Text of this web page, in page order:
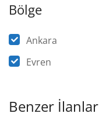
Bölge
Ankara
Evren
Benzer İlanlar